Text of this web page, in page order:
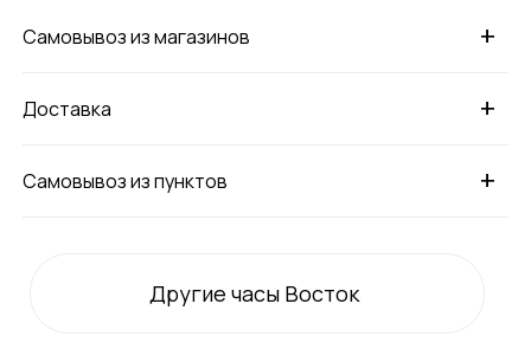
+
Самовывоз из магазинов
+
Доставка
+
Самовывоз из пунктов
Другие часы Восток